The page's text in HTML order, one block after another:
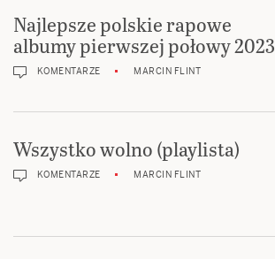
Najlepsze polskie rapowe
albumy pierwszej połowy 2023
KOMENTARZE MARCIN FLINT
Wszystko wolno (playlista)
KOMENTARZE MARCIN FLINT